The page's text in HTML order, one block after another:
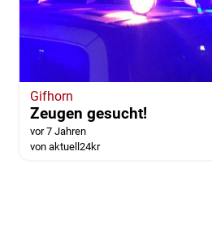
Gifhorn
Zeugen gesucht!
vor 7 Jahren
von aktuell24kr